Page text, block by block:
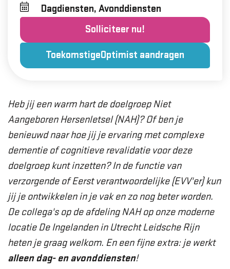
Dagdiensten, Avonddiensten
Solliciteer nu!
ToekomstigeOptimist aandragen
Heb jij een warm hart de doelgroep Niet
Aangeboren Hersenletsel (NAH)? Of ben je
benieuwd naar hoe jij je ervaring met complexe
dementie of cognitieve revalidatie voor deze
doelgroep kunt inzetten? In de functie van
verzorgende of Eerst verantwoordelijke (EVV'er) kun
jij je ontwikkelen in je vak en zo nog beter worden.
De collega's op de afdeling NAH op onze moderne
locatie De Ingelanden in Utrecht Leidsche Rijn
heten je graag welkom. En een fijne extra: je werkt
alleen dag- en avonddiensten!